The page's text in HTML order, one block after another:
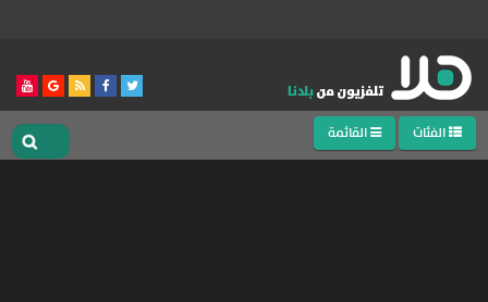
الفئات القائمة